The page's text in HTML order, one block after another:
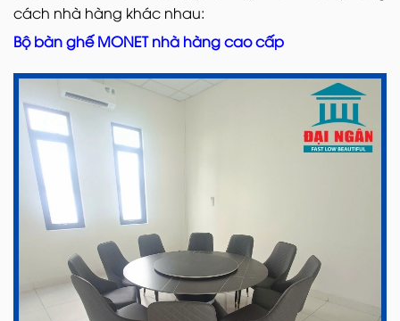
cách nhà hàng khác nhau:
Bộ bàn ghế MONET nhà hàng cao cấp